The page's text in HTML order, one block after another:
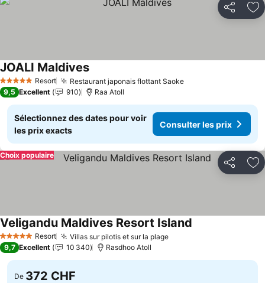
Partager
5 Étoiles Resort Restaurant japonais flottant Saoke
JOALI Maldives
9,5 Excellent 910 Raa Atoll
Sélectionnez des dates pour voir
les prix exacts
Consulter les prix
Partager
Choix populaire
5 Étoiles Resort Villas sur pilotis et sur la plage
Veligandu Maldives Resort Island
9,7 Excellent 10 340 Rasdhoo Atoll
De 372 CHF